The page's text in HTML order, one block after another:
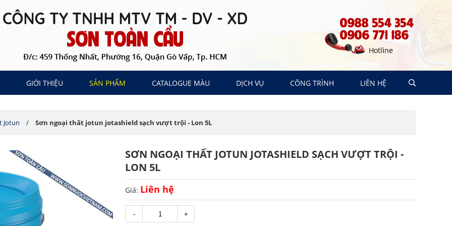
0988 554 354
0906 771 186
GIỚI THIỆU SẢN PHẨM CATALOGUE MÀU DỊCH VỤ CÔNG TRÌNH LIÊN HỆ
Jotun Sơn ngoại thất jotun jotashield sạch vượt trội - Lon 5L
SƠN NGOẠI THẤT JOTUN JOTASHIELD SẠCH VƯỢT TRỘI -
LON 5L
Giá: Liên hệ
- +